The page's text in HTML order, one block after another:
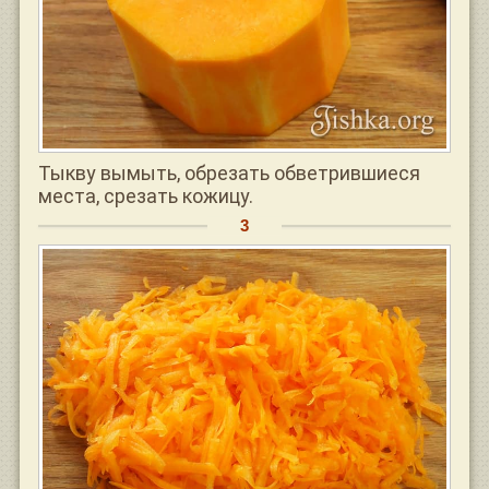
Тыкву вымыть, обрезать обветрившиеся
места, срезать кожицу.